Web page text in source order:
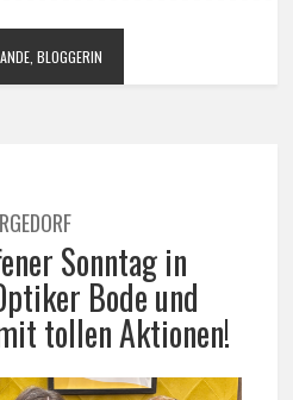
BLOGGERIN
Sonntag in
Bode und
tollen Aktionen!